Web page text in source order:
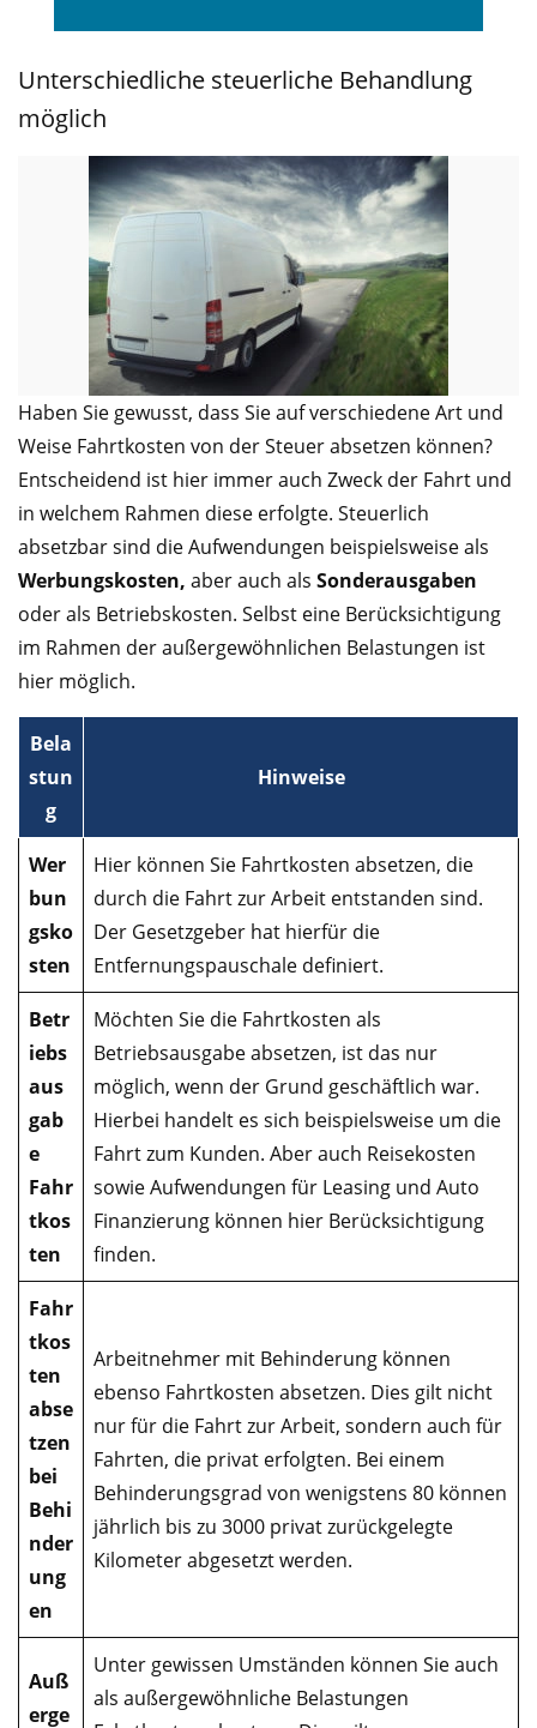
Unterschiedliche steuerliche Behandlung
möglich
Haben Sie gewusst, dass Sie auf verschiedene Art und
Weise Fahrtkosten von der Steuer absetzen können?
Entscheidend ist hier immer auch Zweck der Fahrt und
in welchem Rahmen diese erfolgte. Steuerlich
absetzbar sind die Aufwendungen beispielsweise als
Werbungskosten, aber auch als Sonderausgaben
oder als Betriebskosten. Selbst eine Berücksichtigung
im Rahmen der außergewöhnlichen Belastungen ist
hier möglich.
Bela
stun
g
Hinweise
Wer
bun
gsko
sten
Hier können Sie Fahrtkosten absetzen, die
durch die Fahrt zur Arbeit entstanden sind.
Der Gesetzgeber hat hierfür die
Entfernungspauschale definiert.
Betr
iebs
aus
gab
e
Fahr
tkos
ten
Möchten Sie die Fahrtkosten als
Betriebsausgabe absetzen, ist das nur
möglich, wenn der Grund geschäftlich war.
Hierbei handelt es sich beispielsweise um die
Fahrt zum Kunden. Aber auch Reisekosten
sowie Aufwendungen für Leasing und Auto
Finanzierung können hier Berücksichtigung
finden.
Fahr
tkos
ten
abse
tzen
bei
Behi
nder
ung
en
Arbeitnehmer mit Behinderung können
ebenso Fahrtkosten absetzen. Dies gilt nicht
nur für die Fahrt zur Arbeit, sondern auch für
Fahrten, die privat erfolgten. Bei einem
Behinderungsgrad von wenigstens 80 können
jährlich bis zu 3000 privat zurückgelegte
Kilometer abgesetzt werden.
Auß
erge
Unter gewissen Umständen können Sie auch
als außergewöhnliche Belastungen